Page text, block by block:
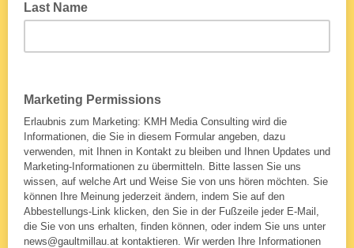
Last Name
Marketing Permissions
Erlaubnis zum Marketing: KMH Media Consulting wird die
Informationen, die Sie in diesem Formular angeben, dazu
verwenden, mit Ihnen in Kontakt zu bleiben und Ihnen Updates und
Marketing-Informationen zu übermitteln. Bitte lassen Sie uns
wissen, auf welche Art und Weise Sie von uns hören möchten. Sie
können Ihre Meinung jederzeit ändern, indem Sie auf den
Abbestellungs-Link klicken, den Sie in der Fußzeile jeder E-Mail,
die Sie von uns erhalten, finden können, oder indem Sie uns unter
news@gaultmillau.at kontaktieren. Wir werden Ihre Informationen